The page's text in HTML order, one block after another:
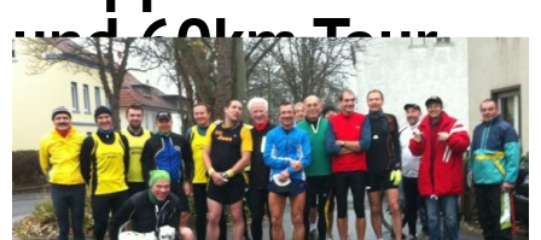
und 60km Tour